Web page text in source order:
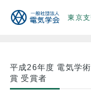
東京
平成26年度 電気学
賞 受賞者